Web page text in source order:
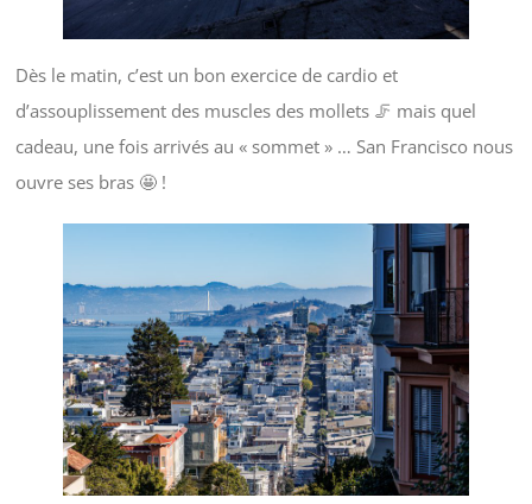
Dès le matin, c’est un bon exercice de cardio et
d’assouplissement des muscles des mollets 🦵 mais quel
cadeau, une fois arrivés au « sommet » … San Francisco nous
ouvre ses bras 🤩 !